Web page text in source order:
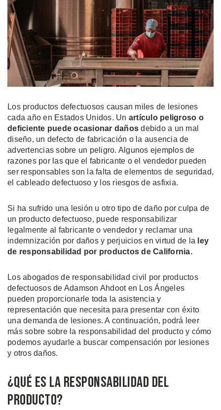
Los productos defectuosos causan miles de lesiones
cada año en Estados Unidos. Un artículo peligroso o
deficiente puede ocasionar dañosdebido a un mal
diseño, un defecto de fabricación o la ausencia de
advertencias sobre un peligro. Algunos ejemplos de
razones por las que el fabricante o el vendedor pueden
ser responsables son la falta de elementos de seguridad,
el cableado defectuoso y los riesgos de asfixia.
Si ha sufrido una lesión u otro tipo de daño por culpa de
un producto defectuoso, puede responsabilizar
legalmente al fabricante o vendedor y reclamar una
indemnización por daños y perjuicios en virtud de la ley
de responsabilidad por productos de California.
Los abogados de responsabilidad civil por productos
defectuosos de Adamson Ahdoot en Los Ángeles
pueden proporcionarle toda la asistencia y
representación que necesita para presentar con éxito
una demanda de lesiones. A continuación, podrá leer
más sobre sobre la responsabilidad del producto y cómo
podemos ayudarle a buscar compensación por lesiones
y otros daños.
¿Qué es la Responsabilidad del
Producto?